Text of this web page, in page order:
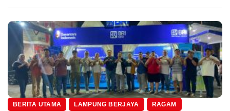
BERITA UTAMA LAMPUNG BERJAYA RAGAM